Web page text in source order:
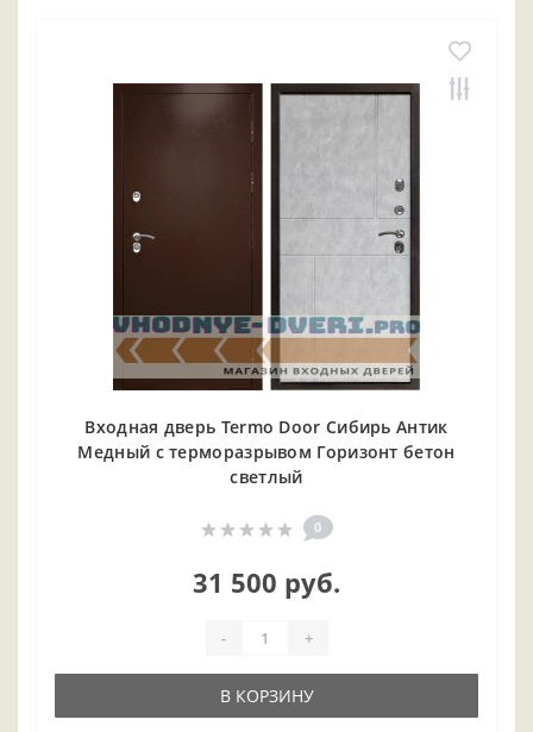
Входная дверь Termo Door Сибирь Антик
Медный с терморазрывом Горизонт бетон
светлый
0
31 500 руб.
- +
В КОРЗИНУ